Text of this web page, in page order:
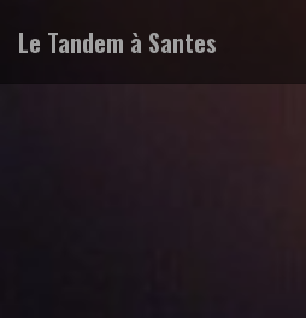
Le Tandem à Santes